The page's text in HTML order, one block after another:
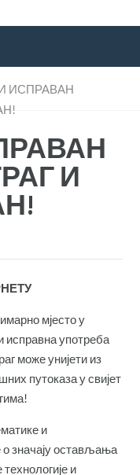
ИСПРАВАН
И
мјесто у
исправна употреба
може унијети из
путоказа у свијет
и
значају остављања
технологије и